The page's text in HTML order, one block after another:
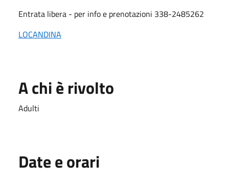
Entrata libera - per info e prenotazioni 338-2485262
LOCANDINA
A chi è rivolto
Adulti
Date e orari